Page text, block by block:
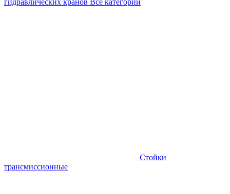
гидравлических кранов Все категории
Стойки
трансмиссионные